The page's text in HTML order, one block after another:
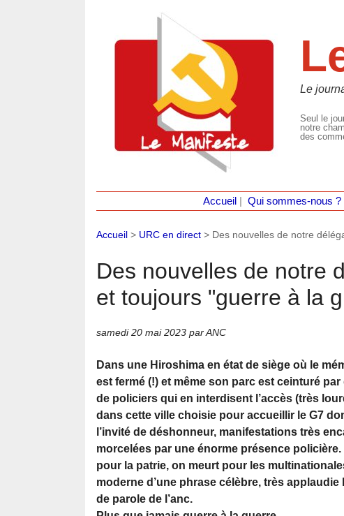
Le
Seul le
notre
des
Accueil Qui sommes-nous ?
Accueil > URC en direct > Des nouvelles de notre
Des nouvelles de notre
et toujours "guerre à la
samedi 20 mai 2023 par ANC
Dans une Hiroshima en état de siège où le
est fermé (!) et même son parc est ceinturé
de policiers qui en interdisent l’accès (très
dans cette ville choisie pour accueillir le G7
l’invité de déshonneur, manifestations très
morcelées par une énorme présence
pour la patrie, on meurt pour les
moderne d’une phrase célèbre, très applaudie
de parole de l’anc.